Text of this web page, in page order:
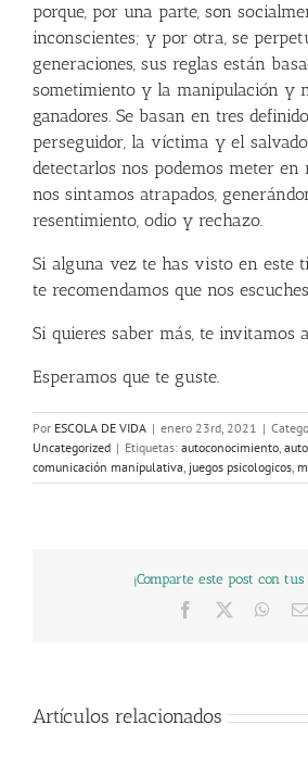
porque, por una parte, son
inconscientes; y por otra, se
generaciones, sus reglas están
sometimiento y la manipulación y
ganadores. Se basan en tres
perseguidor, la víctima y el
detectarlos nos podemos meter en
nos sintamos atrapados,
resentimiento, odio y rechazo.
Si alguna vez te has visto en este
te recomendamos que nos
Si quieres saber más, te invitamos
Esperamos que te guste.
Por ESCOLA DE VIDA | enero 23rd, 2021 |
Uncategorized | Etiquetas: autoconocimiento,
comunicación manipulativa, juegos psicologicos,
¡Comparte este post con tus
Facebook
Artículos relacionados